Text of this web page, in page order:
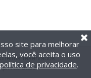
reservados.
privacidade
site para melhorar
você aceita o uso
política de privacidade.